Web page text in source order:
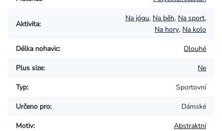
Aktivita:
Na jógu, Na běh, Na sport,
Na hory, Na kolo
Délka nohavic: Dlouhé
Plus size: Ne
Typ: Sportovní
Určeno pro: Dámské
Motiv: Abstraktní